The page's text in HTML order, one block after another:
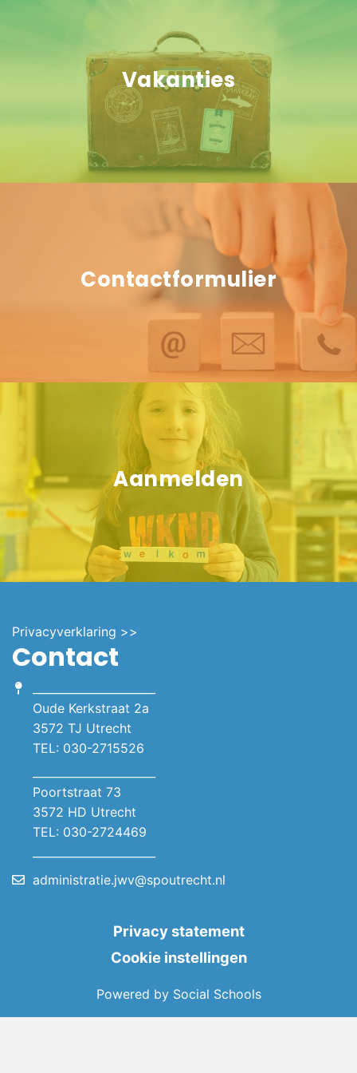
Vakanties
Contactformulier
Aanmelden
Privacyverklaring >>
Contact
Oude Kerkstraat 2a
3572 TJ Utrecht
TEL: 030-2715526
Poortstraat 73
3572 HD Utrecht
TEL: 030-2724469
administratie.jwv@spoutrecht.nl
Privacy statement
Cookie instellingen
Powered by Social Schools